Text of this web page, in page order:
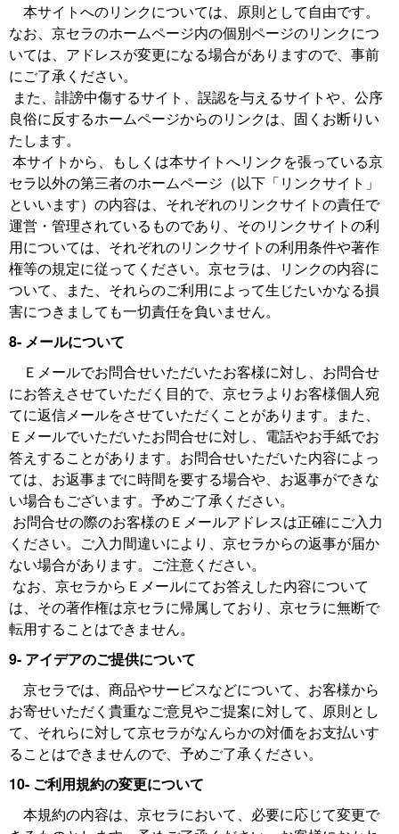
本サイトへのリンクについては、原則として自由です。
なお、京セラのホームページ内の個別ページのリンクにつ
いては、アドレスが変更になる場合がありますので、事前
にご了承ください。
また、誹謗中傷するサイト、誤認を与えるサイトや、公序
良俗に反するホームページからのリンクは、固くお断りい
たします。
本サイトから、もしくは本サイトへリンクを張っている京
セラ以外の第三者のホームページ（以下「リンクサイト」
といいます）の内容は、それぞれのリンクサイトの責任で
運営・管理されているものであり、そのリンクサイトの利
用については、それぞれのリンクサイトの利用条件や著作
権等の規定に従ってください。京セラは、リンクの内容に
ついて、また、それらのご利用によって生じたいかなる損
害につきましても一切責任を負いません。
8- メールについて
Ｅメールでお問合せいただいたお客様に対し、お問合せ
にお答えさせていただく目的で、京セラよりお客様個人宛
てに返信メールをさせていただくことがあります。また、
Ｅメールでいただいたお問合せに対し、電話やお手紙でお
答えすることがあります。お問合せいただいた内容によっ
ては、お返事までに時間を要する場合や、お返事ができな
い場合もございます。予めご了承ください。
お問合せの際のお客様のＥメールアドレスは正確にご入力
ください。ご入力間違いにより、京セラからの返事が届か
ない場合があります。ご注意ください。
なお、京セラからＥメールにてお答えした内容について
は、その著作権は京セラに帰属しており、京セラに無断で
転用することはできません。
9- アイデアのご提供について
京セラでは、商品やサービスなどについて、お客様から
お寄せいただく貴重なご意見やご提案に対して、原則とし
て、それらに対して京セラがなんらかの対価をお支払いす
ることはできませんので、予めご了承ください。
10- ご利用規約の変更について
本規約の内容は、京セラにおいて、必要に応じて変更で